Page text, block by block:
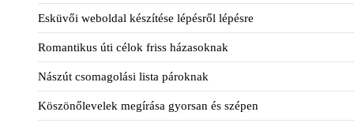
Esküvői weboldal készítése lépésről lépésre
Romantikus úti célok friss házasoknak
Nászút csomagolási lista pároknak
Köszönőlevelek megírása gyorsan és szépen